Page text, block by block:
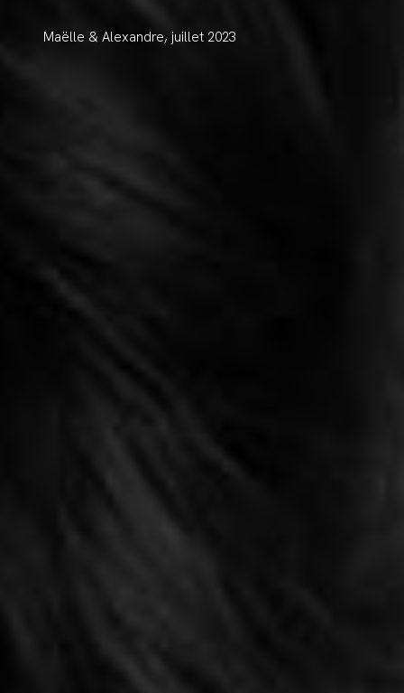
Maëlle & Alexandre, juillet 2023